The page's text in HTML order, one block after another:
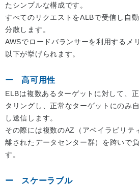
たシンプルな構成です。
すべてのリクエストをALBで受信し自
分散します。
AWSでロードバランサーを利用するメ
以下が挙げられます。
高可用性
ELBは複数あるターゲットに対して、
タリングし、正常なターゲットにのみ
し送信します。
その際には複数のAZ（アベイラビリテ
離されたデータセンター群）を跨いで
す。
スケーラブル